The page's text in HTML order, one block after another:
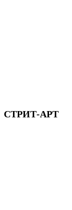
СТРИТ-АРТ